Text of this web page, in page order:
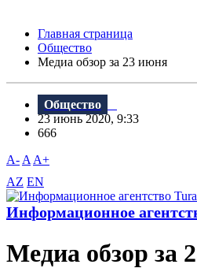
Главная страница
Общество
Meдиа обзор за 23 июня
Общество
23 июнь 2020, 9:33
666
A- A A+
AZ EN
Информационное
Meдиа обзор за